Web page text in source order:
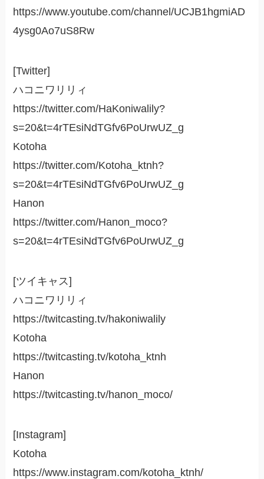
https://www.youtube.com/channel/UCJB1hgmiAD
4ysg0Ao7uS8Rw
[Twitter]
ハコニワリリィ
https://twitter.com/HaKoniwalily?
s=20&t=4rTEsiNdTGfv6PoUrwUZ_g
Kotoha
https://twitter.com/Kotoha_ktnh?
s=20&t=4rTEsiNdTGfv6PoUrwUZ_g
Hanon
https://twitter.com/Hanon_moco?
s=20&t=4rTEsiNdTGfv6PoUrwUZ_g
[ツイキャス]
ハコニワリリィ
https://twitcasting.tv/hakoniwalily
Kotoha
https://twitcasting.tv/kotoha_ktnh
Hanon
https://twitcasting.tv/hanon_moco/
[Instagram]
Kotoha
https://www.instagram.com/kotoha_ktnh/